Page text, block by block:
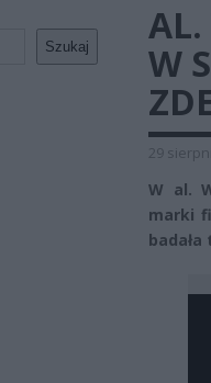
Szukaj
AL.
W
29
W al.
marki